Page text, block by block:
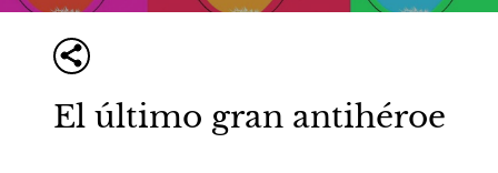
El último gran antihéroe